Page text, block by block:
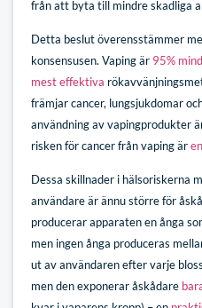
från att byta till mindre skadliga
Detta beslut överensstämmer
konsensusen. Vaping är 95%
mest effektiva
främjar cancer, lungsjukdomar
användning av vapingprodukter
risken för cancer från vaping är
Dessa skillnader i hälsoriskerna
användare är ännu större för
producerar apparaten en ånga
men ingen ånga produceras
ut av användaren efter varje
men den exponerar åskådare